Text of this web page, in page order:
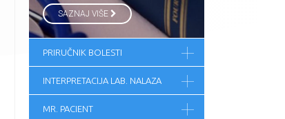
SAZNAJ VIŠE
PRIRUČNIK BOLESTI
INTERPRETACIJA LAB. NALAZA
MR. PACIENT